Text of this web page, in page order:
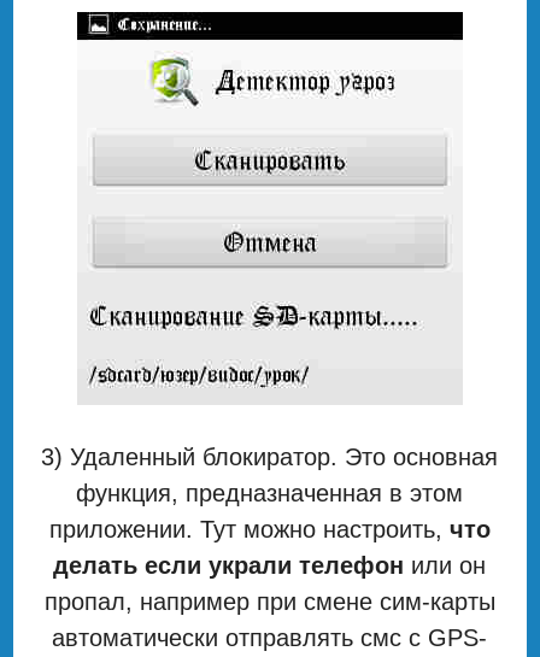
3) Удаленный блокиратор. Это основная
функция, предназначенная в этом
приложении. Тут можно настроить, что
делать если украли телефон или он
пропал, например при смене сим-карты
автоматически отправлять смс с GPS-